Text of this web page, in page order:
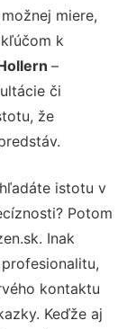
miere,
k
–
či
že
istotu v
Potom
Inak
kontaktu
Keďže aj